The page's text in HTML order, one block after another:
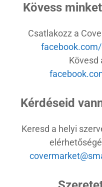
Kövess
Csatlakozz a
Kövesd
Kérdéseid
Keresd a helyi